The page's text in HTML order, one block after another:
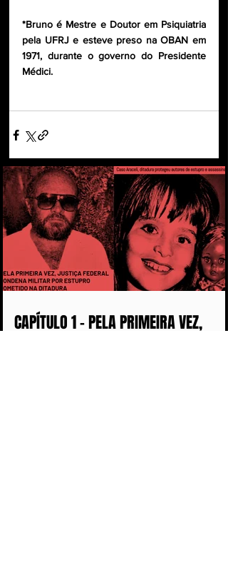
*Bruno é Mestre e Doutor em Psiquiatria
pela UFRJ e esteve preso na OBAN em
1971, durante o governo do Presidente
Médici.
CAPÍTULO 1 - PELA PRIMEIRA VEZ,